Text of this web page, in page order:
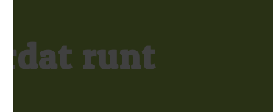
runt